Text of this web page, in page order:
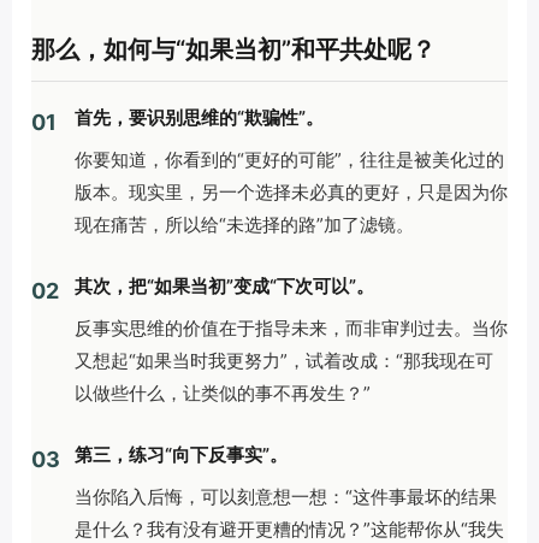
那么，如何与“如果当初”和平共处呢？
01
首先，要识别思维的“欺骗性”。
你要知道，你看到的“更好的可能”，往往是被美化过的
版本。现实里，另一个选择未必真的更好，只是因为你
现在痛苦，所以给“未选择的路”加了滤镜。
02
其次，把“如果当初”变成“下次可以”。
反事实思维的价值在于指导未来，而非审判过去。当你
又想起“如果当时我更努力”，试着改成：“那我现在可
以做些什么，让类似的事不再发生？”
03
第三，练习“向下反事实”。
当你陷入后悔，可以刻意想一想：“这件事最坏的结果
是什么？我有没有避开更糟的情况？”这能帮你从“我失